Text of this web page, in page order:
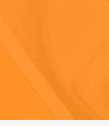
оскорбления.